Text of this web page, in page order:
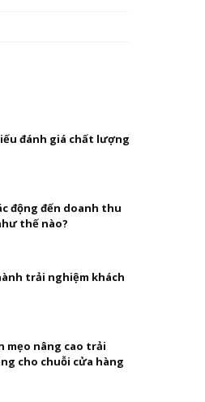
đánh giá chất lượng
động đến doanh thu
thế nào?
trải nghiệm khách
mẹo nâng cao trải
cho chuỗi cửa hàng